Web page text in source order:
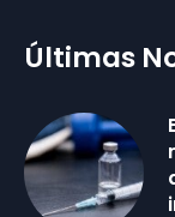
Últimas